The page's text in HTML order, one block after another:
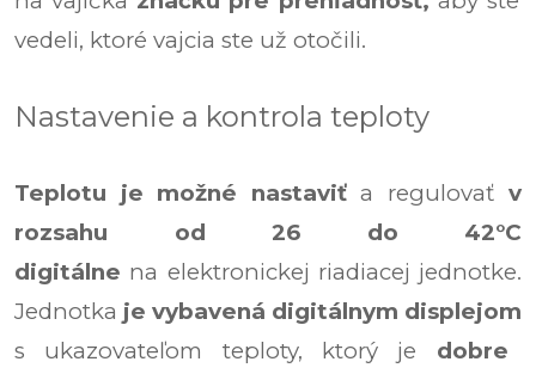
vedeli, ktoré vajcia ste už otočili.
Nastavenie a kontrola teploty
Teplotu je možné nastaviťa regulovať v
rozsahu od 26 do 42°C
digitálne na elektronickej riadiacej jednotke.
Jednotka je vybavená digitálnym displejom
s ukazovateľom teploty, ktorý je dobre